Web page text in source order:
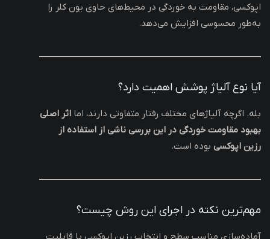
اپوکسی، مقاومت به خوردگی در محیط‌های حاوی یون کلر را
به‌طور محسوسی افزایش می‌دهد.
آیا نوع آلیاژ پوشش اهمیت دارد؟
بله. اگرچه آلیاژهای مختلف رفتار متفاوتی دارند، اما اثر اصلی
بهبود مقاومت خوردگی در این بررسی ناشی از استفاده از
رزین اپوکسی بوده است.
مهم‌ترین نکته در اجرای این روش چیست؟
آماده‌سازی مناسب سطح و انتخاب رزین اپوکسی با قابلیت